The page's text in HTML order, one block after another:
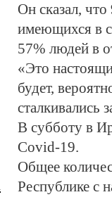
Он сказал,
имеющихся в
57% людей в
«Это
будет,
сталкивались
В субботу в
Covid-19.
Общее
Республике с